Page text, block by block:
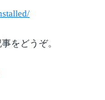
をどうぞ。